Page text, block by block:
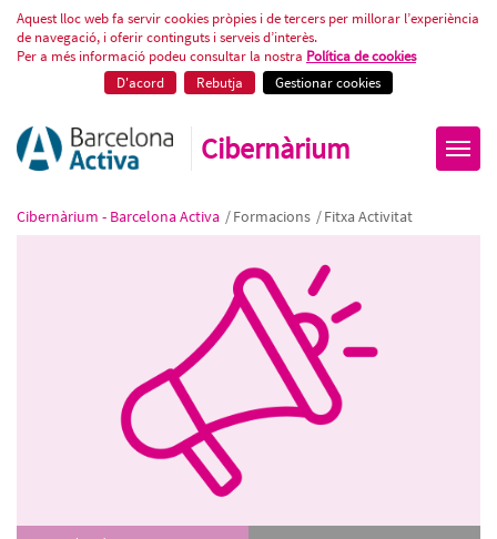
10 recomanacions pràctiques
Aquest lloc web fa servir cookies pròpies i de tercers per millorar l’experiència
de navegació, i oferir continguts i serveis d’interès.
Per a més informació podeu consultar la nostra Política de cookies
D'acord
Rebutja Gestionar cookies
Cibernàrium
Cibernàrium - Barcelona Activa /Formacions /Fitxa Activitat